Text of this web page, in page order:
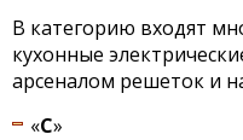
В категорию входят
кухонные
арсеналом решеток и
«С»